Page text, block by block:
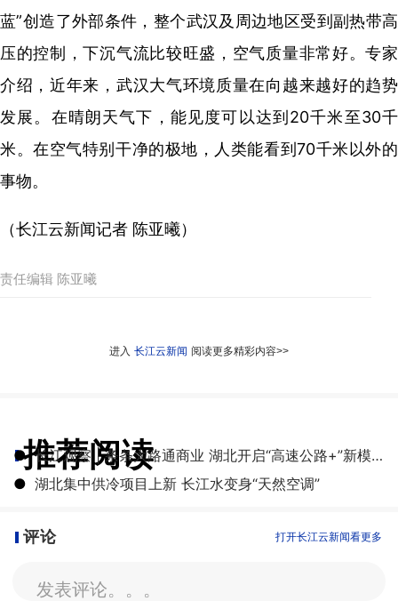
蓝”创造了外部条件，整个武汉及周边地区受到副热带高
压的控制，下沉气流比较旺盛，空气质量非常好。专家
介绍，近年来，武汉大气环境质量在向越来越好的趋势
发展。在晴朗天气下，能见度可以达到20千米至30千
米。在空气特别干净的极地，人类能看到70千米以外的
事物。‌
（长江云新闻记者 陈亚曦）
责任编辑 陈亚曦
进入 长江云新闻 阅读更多精彩内容>>
推荐阅读
●
长江观察 | 条条大路通商业 湖北开启“高速公路+”新模式
● 湖北集中供冷项目上新 长江水变身“天然空调”
评论 打开长江云新闻看更多
发表评论。。。